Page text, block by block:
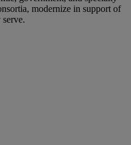
modernize in support of